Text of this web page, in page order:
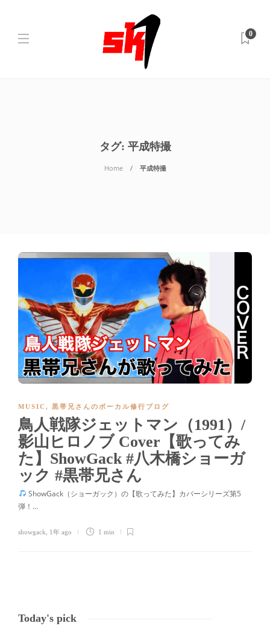
0
タグ: 平成特撮
Home 平成特撮
MUSIC , 黒帯兄さんのボーカル修行ブログ
鳥人戦隊ジェットマン（1991）/
影山ヒロノブ Cover【歌ってみ
た】ShowGack #八木橋ショーガ
ック #黒帯兄さん
ShowGack（ショーガック）の【歌ってみた】カバーシリーズ第5
弾！…
showgack 1年 ago 1 min
Today's pick